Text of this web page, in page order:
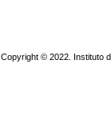
Copyright © 2022. Instituto